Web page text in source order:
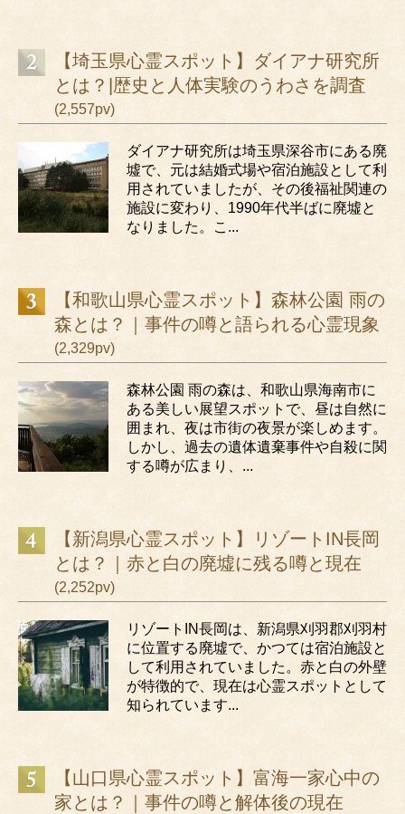
【埼玉県心霊スポット】ダイアナ研究所
とは？|歴史と人体実験のうわさを調査
(2,557pv)
ダイアナ研究所は埼玉県深谷市にある廃
墟で、元は結婚式場や宿泊施設として利
用されていましたが、その後福祉関連の
施設に変わり、1990年代半ばに廃墟と
なりました。こ...
【和歌山県心霊スポット】森林公園 雨の
森とは？｜事件の噂と語られる心霊現象
(2,329pv)
森林公園 雨の森は、和歌山県海南市に
ある美しい展望スポットで、昼は自然に
囲まれ、夜は市街の夜景が楽しめます。
しかし、過去の遺体遺棄事件や自殺に関
する噂が広まり、...
【新潟県心霊スポット】リゾートIN長岡
とは？｜赤と白の廃墟に残る噂と現在
(2,252pv)
リゾートIN長岡は、新潟県刈羽郡刈羽村
に位置する廃墟で、かつては宿泊施設と
して利用されていました。赤と白の外壁
が特徴的で、現在は心霊スポットとして
知られています...
【山口県心霊スポット】富海一家心中の
家とは？｜事件の噂と解体後の現在